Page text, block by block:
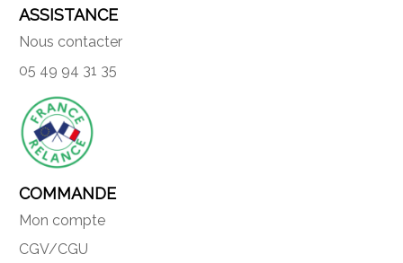
ASSISTANCE
Nous contacter
05 49 94 31 35
COMMANDE
Mon compte
CGV/CGU